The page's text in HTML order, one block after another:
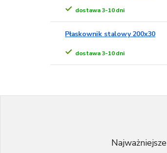
dostawa 3-10 dni
Płaskownik stalowy 200x30
dostawa 3-10 dni
Najważniejsze